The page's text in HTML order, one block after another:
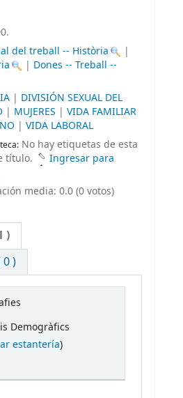
del treball -- Història
|
| Dones -- Treball --
| DIVISIÓN SEXUAL DEL
| MUJERES | VIDA FAMILIAR
| VIDA LABORAL
No hay etiquetas de esta
título.
Ingresar para
media: 0.0 (0 votos)
)
)
Demogràfics
estantería)